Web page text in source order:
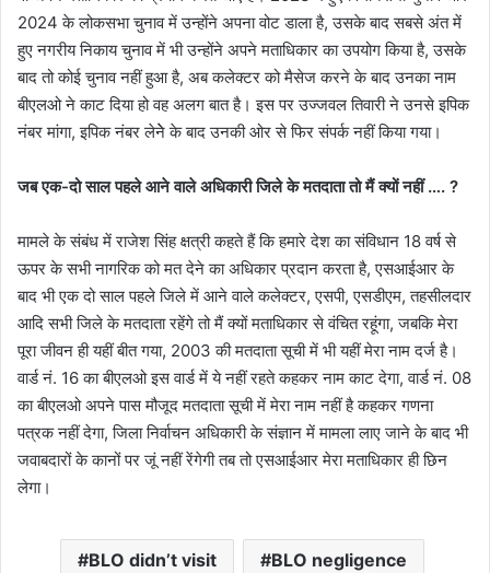
2024 के लोकसभा चुनाव में उन्होंने अपना वोट डाला है, उसके बाद सबसे अंत में
हुए नगरीय निकाय चुनाव में भी उन्होंने अपने मताधिकार का उपयोग किया है, उसके
बाद तो कोई चुनाव नहीं हुआ है, अब कलेक्टर को मैसेज करने के बाद उनका नाम
बीएलओ ने काट दिया हो वह अलग बात है। इस पर उज्जवल तिवारी ने उनसे इपिक
नंबर मांगा, इपिक नंबर लेनेे के बाद उनकी ओर से फिर संपर्क नहीं किया गया।
जब एक-दो साल पहले आने वाले अधिकारी जिले के मतदाता तो मैं क्यों नहीं …. ?
मामले के संबंध में राजेश सिंह क्षत्री कहते हैं कि हमारे देश का संविधान 18 वर्ष से
ऊपर के सभी नागरिक को मत देने का अधिकार प्रदान करता है, एसआईआर के
बाद भी एक दो साल पहले जिले में आने वाले कलेक्टर, एसपी, एसडीएम, तहसीलदार
आदि सभी जिले के मतदाता रहेंगे तो मैं क्यों मताधिकार से वंचित रहूंगा, जबकि मेरा
पूरा जीवन ही यहीं बीत गया, 2003 की मतदाता सूची में भी यहीं मेरा नाम दर्ज है।
वार्ड नं. 16 का बीएलओ इस वार्ड में ये नहीं रहते कहकर नाम काट देगा, वार्ड नं. 08
का बीएलओ अपने पास मौजूद मतदाता सूची में मेरा नाम नहीं है कहकर गणना
पत्रक नहीं देगा, जिला निर्वाचन अधिकारी के संज्ञान में मामला लाए जाने के बाद भी
जवाबदारों के कानों पर जूं नहीं रेंगेगी तब तो एसआईआर मेरा मताधिकार ही छिन
लेगा।
BLO didn’t visit BLO negligence